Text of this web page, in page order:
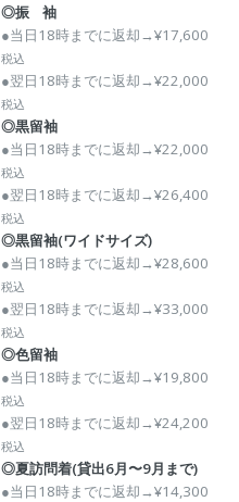
◎振 袖
●当日18時までに返却→¥17,600
税込
●翌日18時までに返却→¥22,000
税込
◎黒留袖
●当日18時までに返却→¥22,000
税込
●翌日18時までに返却→¥26,400
税込
◎黒留袖(ワイドサイズ)
●当日18時までに返却→¥28,600
税込
●翌日18時までに返却→¥33,000
税込
◎色留袖
●当日18時までに返却→¥19,800
税込
●翌日18時までに返却→¥24,200
税込
◎夏訪問着(貸出6月〜9月まで)
●当日18時までに返却→¥14,300